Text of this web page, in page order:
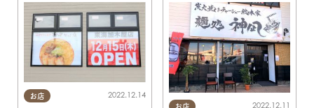
お店 2022.12.14
お店 2022.12.11